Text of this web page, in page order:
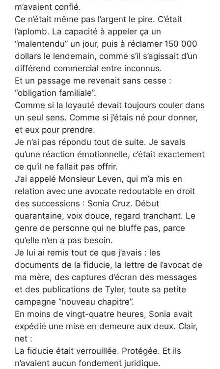
m’avaient confié.
Ce n’était même pas l’argent le pire. C’était
l’aplomb. La capacité à appeler ça un
“malentendu” un jour, puis à réclamer 150 000
dollars le lendemain, comme s’il s’agissait d’un
différend commercial entre inconnus.
Et un passage me revenait sans cesse :
“obligation familiale”.
Comme si la loyauté devait toujours couler dans
un seul sens. Comme si j’étais né pour donner,
et eux pour prendre.
Je n’ai pas répondu tout de suite. Je savais
qu’une réaction émotionnelle, c’était exactement
ce qu’il ne fallait pas offrir.
J’ai appelé Monsieur Leven, qui m’a mis en
relation avec une avocate redoutable en droit
des successions : Sonia Cruz. Début
quarantaine, voix douce, regard tranchant. Le
genre de personne qui ne bluffe pas, parce
qu’elle n’en a pas besoin.
Je lui ai remis tout ce que j’avais : les
documents de la fiducie, la lettre de l’avocat de
ma mère, des captures d’écran des messages
et des publications de Tyler, toute sa petite
campagne “nouveau chapitre”.
En moins de vingt-quatre heures, Sonia avait
expédié une mise en demeure aux deux. Clair,
net :
La fiducie était verrouillée. Protégée. Et ils
n’avaient aucun fondement juridique.